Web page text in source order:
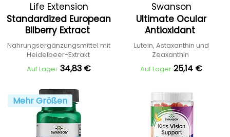
Life Extension
Standardized European
Bilberry Extract
Nahrungsergänzungsmittel mit
Heidelbeer-Extrakt
Auf Lager 34,83 €
Swanson
Ultimate Ocular
Antioxidant
Lutein, Astaxanthin und
Zeaxanthin
Auf Lager 25,14 €
Mehr Größen